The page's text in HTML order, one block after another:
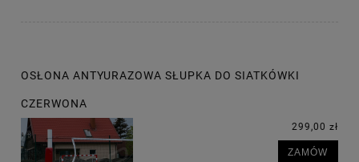
OSŁONA ANTYURAZOWA SŁUPKA DO SIATKÓWKI
CZERWONA
299,00 zł
ZAMÓW